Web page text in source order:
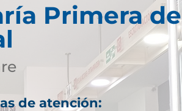
Primera de
de atención: